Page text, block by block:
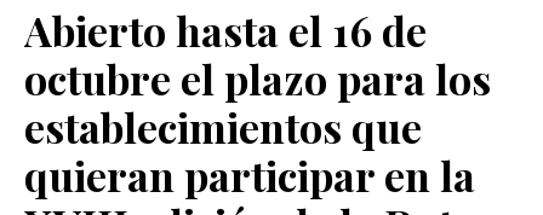
Abierto hasta el 16 de
octubre el plazo para los
establecimientos que
quieran participar en la